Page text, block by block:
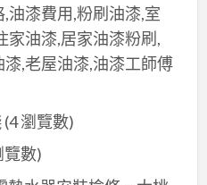
油漆費用,粉刷油漆,室
家油漆,居家油漆粉刷,
,老屋油漆,油漆工師傅
(4 瀏覽數)
覽數)